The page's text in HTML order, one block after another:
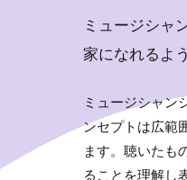
ミュージシャ
家になれるよ
ミュージシャン
ンセプトは広範
ます。聴いたも
ることを理解し